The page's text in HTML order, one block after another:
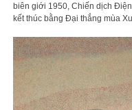
biên giới 1950, Chiến dịch
kết thúc bằng Đại thắng mùa